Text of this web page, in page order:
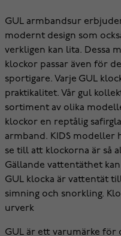
GUL armbandsur
modernt design som
verkligen kan lita. Dessa
klockor passar även för
sportigare. Varje GUL
praktikalitet. Vår gul
sortiment av olika
klockor en reptålig
armband. KIDS modeller
se till att klockorna är så
Gällande vattentäthet
GUL klocka är vattentät till
simning och snorkling.
urverk
GUL är ett varumärke